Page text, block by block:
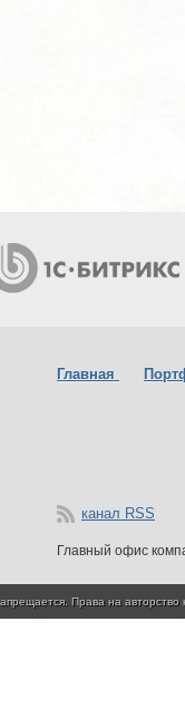
Главная
Чем больше у
а чем меньше -
канал RSS
Главный офис
запрещается. Права на